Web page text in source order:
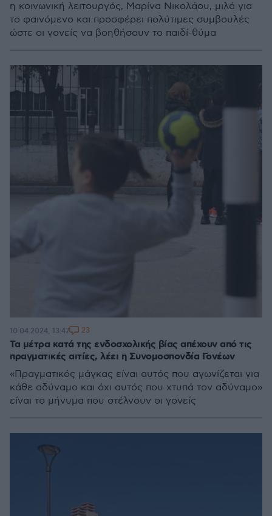
η κοινωνική λειτουργός, Μαρίνα Νικολάου, μιλά για
το φαινόμενο και προσφέρει πολύτιμες συμβουλές
ώστε οι γονείς να βοηθήσουν το παιδί-θύμα
Τα μέτρα κατά της ενδοσχολικής βίας απέχουν από τις
πραγματικές αιτίες, λέει η Συνομοσπονδία Γονέων
«Πραγματικός μάγκας είναι αυτός που αγωνίζεται για
κάθε αδύναμο και όχι αυτός που χτυπά τον αδύναμο»
είναι το μήνυμα που στέλνουν οι γονείς
10.04.2024, 13:47 23